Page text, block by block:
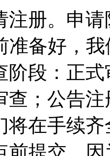
注册。申
准备好，
阶段：正
查；公告
将在手续
前提交，